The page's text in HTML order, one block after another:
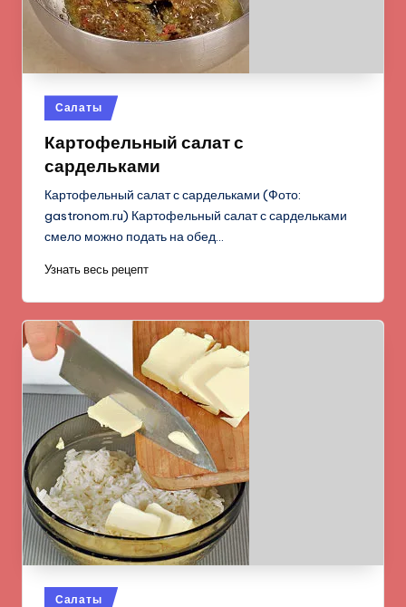
Опубликовано
в
Салаты
Картофельный салат с
сардельками
Картофельный салат с сардельками (Фото:
gastronom.ru) Картофельный салат с сардельками
смело можно подать на обед…
Узнать весь рецепт
Опубликовано
Салаты